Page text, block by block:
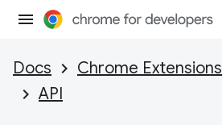
Docs Chrome Extensions
API